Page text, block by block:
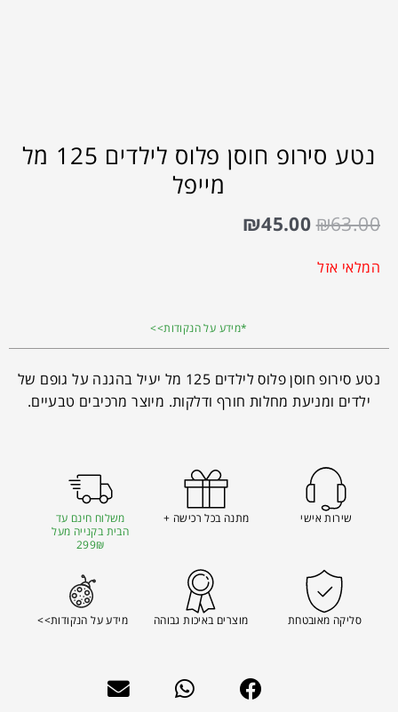
נטע סירופ חוסן פלוס לילדים 125 מל
מייפל
₪63.00
₪45.00
המלאי אזל
*מידע על הנקודות>>
נטע סירופ חוסן פלוס לילדים 125 מל יעיל בהגנה על גופם של
ילדים ומניעת מחלות חורף ודלקות. מיוצר מרכיבים טבעיים.
שירות אישי מתנה בכל רכישה +
משלוח חינם עד
הבית בקנייה מעל
299₪
סליקה מאובטחת מוצרים באיכות גבוהה מידע על הנקודות>>